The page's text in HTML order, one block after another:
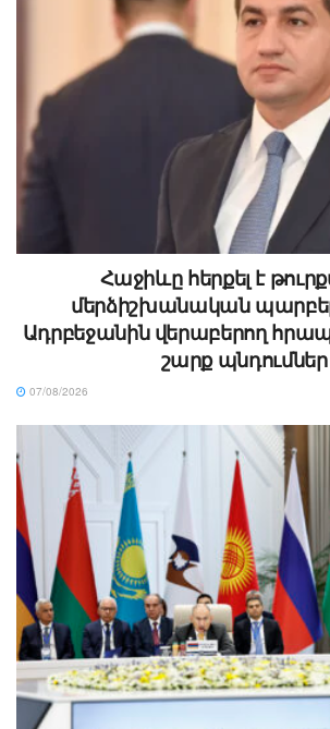
Հաջիևը հերքել է
մերձիշխանական
Ադրբեջանին վերաբերող
շարք պնդումներ
07/08/2026